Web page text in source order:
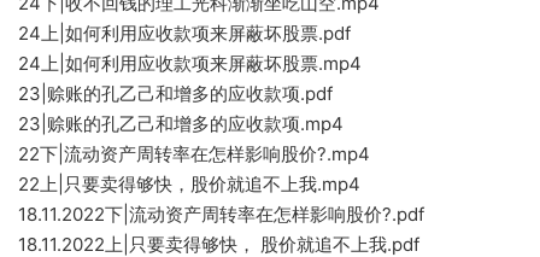
24上|如何利用应收款项来屏蔽坏股票.pdf
24上|如何利用应收款项来屏蔽坏股票.mp4
23|赊账的孔乙己和增多的应收款项.pdf
23|赊账的孔乙己和增多的应收款项.mp4
22下|流动资产周转率在怎样影响股价?.mp4
22上|只要卖得够快，股价就追不上我.mp4
18.11.2022下| 流动资产周转率在怎样影响股价?.pdf
18.11.2022上| 只要卖得够快， 股价就追不上我.pdf